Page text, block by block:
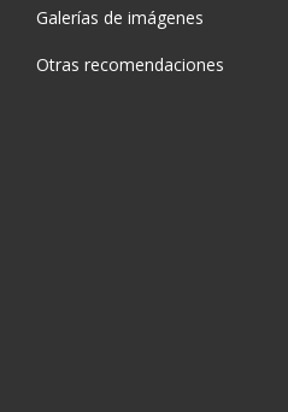
Galerías de imágenes
Otras recomendaciones